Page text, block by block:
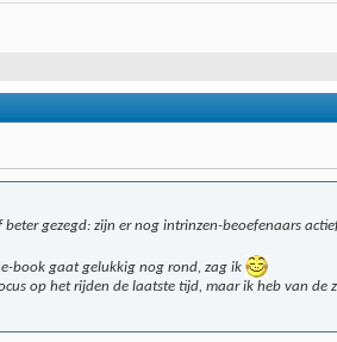
gezegd: zijn er nog intrinzen-beoefenaars
book gaat gelukkig nog rond, zag ik
op het rijden de laatste tijd, maar ik heb van